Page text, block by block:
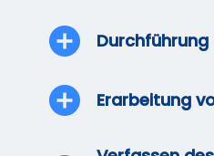
Erarbeitung